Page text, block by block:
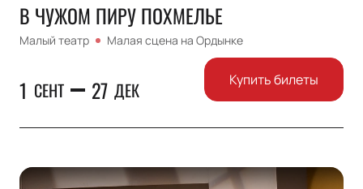
В ЧУЖОМ ПИРУ ПОХМЕЛЬЕ
Малый театр Малая сцена на Ордынке
1 СЕНТ 27 ДЕК Купить билеты